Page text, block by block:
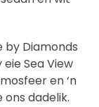
by Diamonds
Sea View
en ‘n
dadelik.